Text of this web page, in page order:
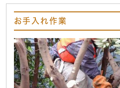
お手入れ作業